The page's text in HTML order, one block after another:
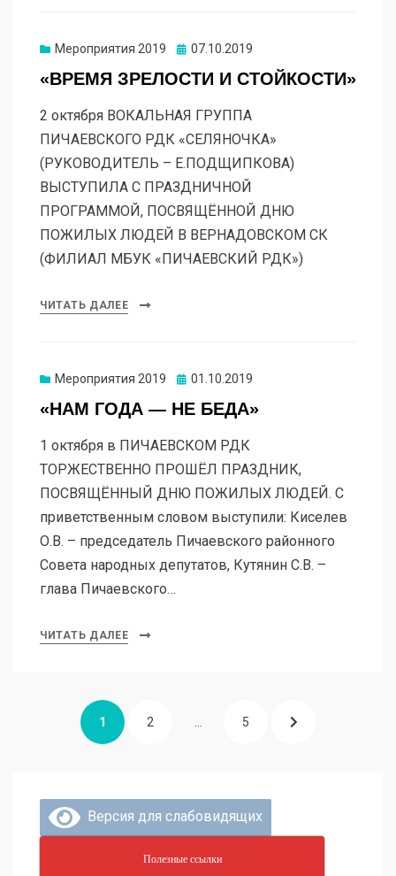
Мероприятия 2019 07.10.2019
«ВРЕМЯ ЗРЕЛОСТИ И СТОЙКОСТИ»
2 октября ВОКАЛЬНАЯ ГРУППА
ПИЧАЕВСКОГО РДК «СЕЛЯНОЧКА»
(РУКОВОДИТЕЛЬ – Е.ПОДЩИПКОВА)
ВЫСТУПИЛА С ПРАЗДНИЧНОЙ
ПРОГРАММОЙ, ПОСВЯЩЁННОЙ ДНЮ
ПОЖИЛЫХ ЛЮДЕЙ В ВЕРНАДОВСКОМ СК
(ФИЛИАЛ МБУК «ПИЧАЕВСКИЙ РДК»)
ЧИТАТЬ ДАЛЕЕ
Мероприятия 2019 01.10.2019
«НАМ ГОДА — НЕ БЕДА»
1 октября в ПИЧАЕВСКОМ РДК
ТОРЖЕСТВЕННО ПРОШЁЛ ПРАЗДНИК,
ПОСВЯЩЁННЫЙ ДНЮ ПОЖИЛЫХ ЛЮДЕЙ. С
приветственным словом выступили: Киселев
О.В. – председатель Пичаевского районного
Совета народных депутатов, Кутянин С.В. –
глава Пичаевского…
ЧИТАТЬ ДАЛЕЕ
1 2 5
Версия для слабовидящих
Полезные ссылки